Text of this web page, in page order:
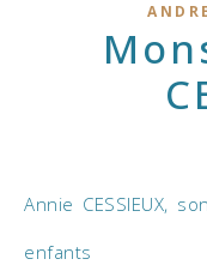
Annie CESSIEUX, son épouse ; ses enfants et petits-
enfants